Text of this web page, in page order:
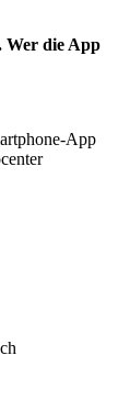
Wer die App
App